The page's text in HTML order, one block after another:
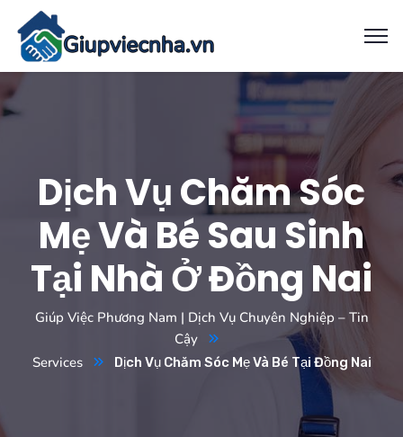
Dịch Vụ Chăm Sóc
Mẹ Và Bé Sau Sinh
Tại Nhà Ở Đồng Nai
Giúp Việc Phương Nam | Dịch Vụ Chuyên Nghiệp – Tin
Cậy
Services
Dịch Vụ Chăm Sóc Mẹ Và Bé Tại Đồng Nai